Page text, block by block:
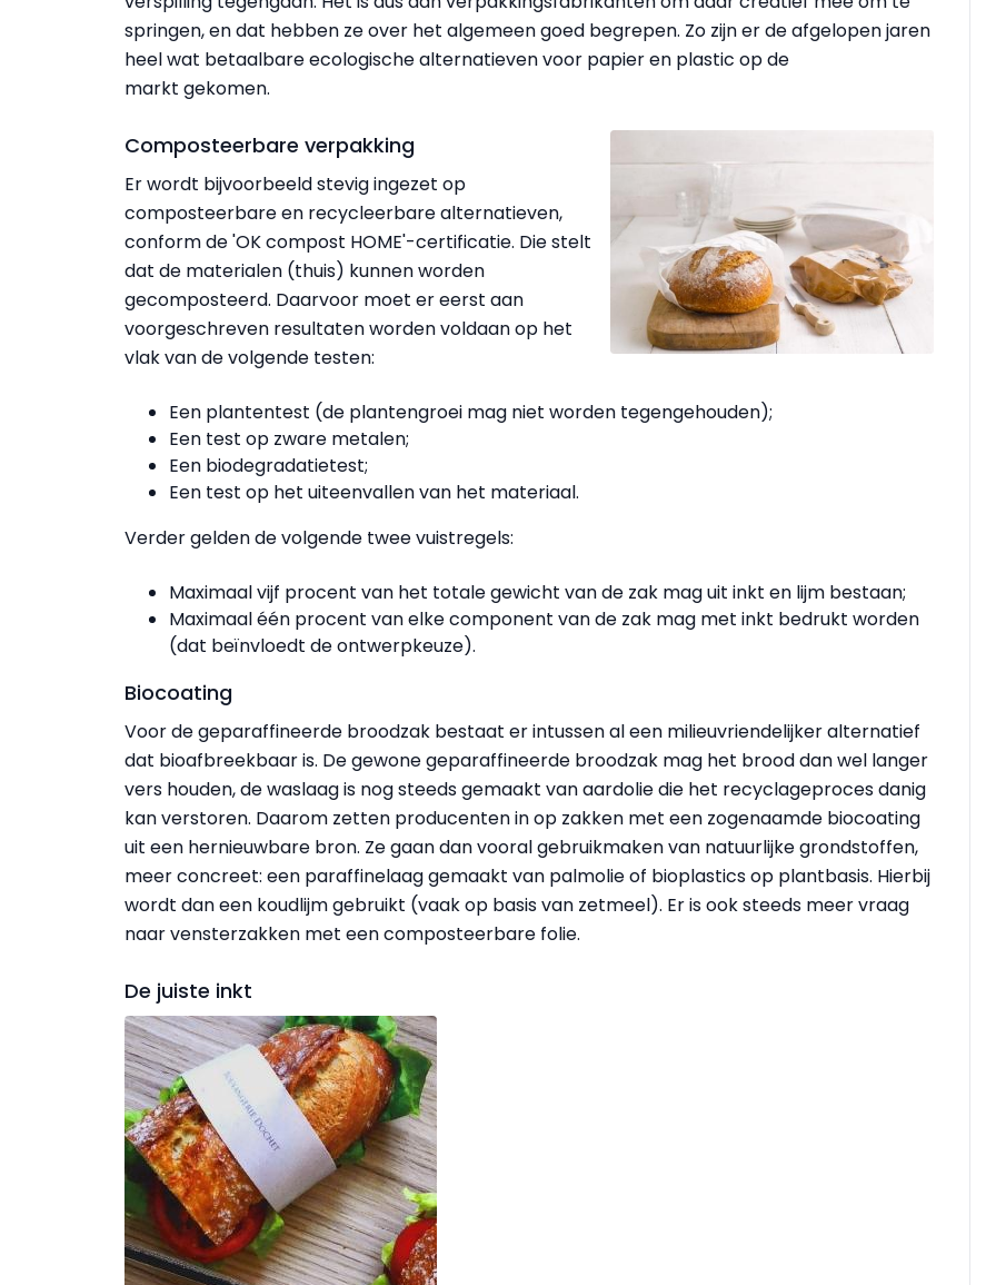
springen, en dat hebben ze over het algemeen goed begrepen. Zo zijn er de afgelopen jaren
heel wat betaalbare ecologische alternatieven voor papier en plastic op de
markt gekomen.
Composteerbare verpakking
Er wordt bijvoorbeeld stevig ingezet op
composteerbare en recycleerbare alternatieven,
conform de 'OK compost HOME'-certificatie. Die stelt
dat de materialen (thuis) kunnen worden
gecomposteerd. Daarvoor moet er eerst aan
voorgeschreven resultaten worden voldaan op het
vlak van de volgende testen:
Een plantentest (de plantengroei mag niet worden tegengehouden);
Een test op zware metalen;
Een biodegradatietest;
Een test op het uiteenvallen van het materiaal.
Verder gelden de volgende twee vuistregels:
Maximaal vijf procent van het totale gewicht van de zak mag uit inkt en lijm bestaan;
Maximaal één procent van elke component van de zak mag met inkt bedrukt worden
(dat beïnvloedt de ontwerpkeuze).
Biocoating
Voor de geparaffineerde broodzak bestaat er intussen al een milieuvriendelijker alternatief
dat bioafbreekbaar is. De gewone geparaffineerde broodzak mag het brood dan wel langer
vers houden, de waslaag is nog steeds gemaakt van aardolie die het recyclageproces danig
kan verstoren. Daarom zetten producenten in op zakken met een zogenaamde biocoating
uit een hernieuwbare bron. Ze gaan dan vooral gebruikmaken van natuurlijke grondstoffen,
meer concreet: een paraffinelaag gemaakt van palmolie of bioplastics op plantbasis. Hierbij
wordt dan een koudlijm gebruikt (vaak op basis van zetmeel). Er is ook steeds meer vraag
naar vensterzakken met een composteerbare folie.
De juiste inkt